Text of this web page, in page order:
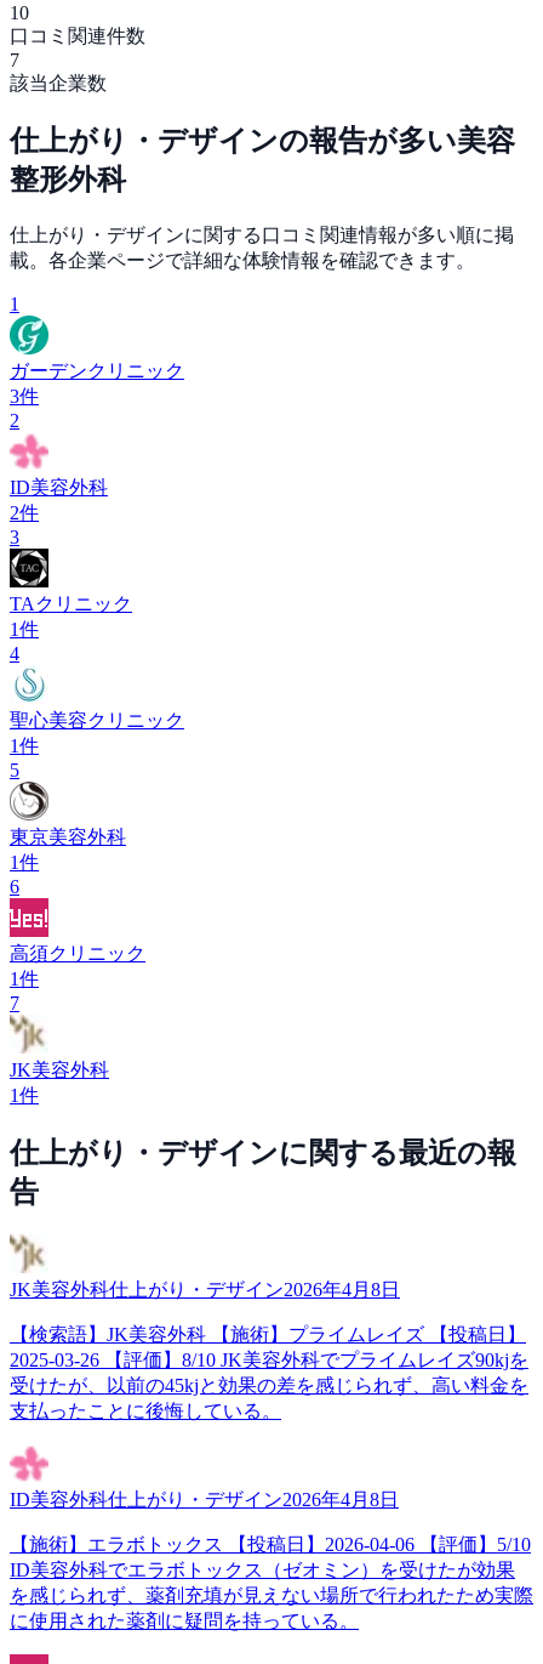
10
口コミ関連件数
7
該当企業数
仕上がり・デザインの報告が多い美容
整形外科
仕上がり・デザインに関する口コミ関連情報が多い順に掲
載。各企業ページで詳細な体験情報を確認できます。
1
ガーデンクリニック
3件
2
ID美容外科
2件
3
TAクリニック
1件
4
聖心美容クリニック
1件
5
東京美容外科
1件
6
高須クリニック
1件
7
JK美容外科
1件
仕上がり・デザインに関する最近の報
告
JK美容外科仕上がり・デザイン2026年4月8日
【検索語】JK美容外科 【施術】プライムレイズ 【投稿日】
2025-03-26 【評価】8/10 JK美容外科でプライムレイズ90kjを
受けたが、以前の45kjと効果の差を感じられず、高い料金を
支払ったことに後悔している。
ID美容外科仕上がり・デザイン2026年4月8日
【施術】エラボトックス 【投稿日】2026-04-06 【評価】5/10
ID美容外科でエラボトックス（ゼオミン）を受けたが効果
を感じられず、薬剤充填が見えない場所で行われたため実際
に使用された薬剤に疑問を持っている。